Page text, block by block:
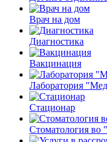
Врач на дом
Диагностика
Вакцинация
Лаборатория
Стационар
Стоматология во